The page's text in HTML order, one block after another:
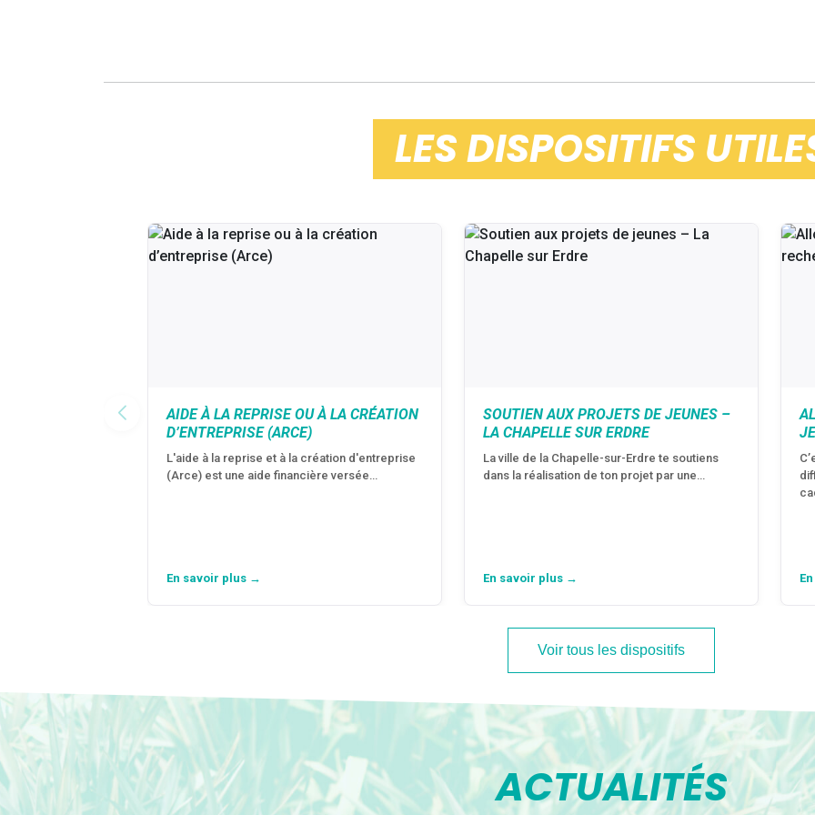
LES DISPOSITIFS
AIDE À LA REPRISE OU À LA CRÉATION
D’ENTREPRISE (ARCE)
L'aide à la reprise et à la création d'entreprise
(Arce) est une aide financière versée…
En savoir plus →
SOUTIEN AUX PROJETS DE JEUNES –
LA CHAPELLE SUR ERDRE
La ville de la Chapelle-sur-Erdre te soutiens
dans la réalisation de ton projet par une…
En savoir plus →
Voir tous les dispositifs
ACTUALITÉS